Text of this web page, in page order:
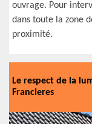
ouvrage. Pour
dans toute la zone
proximité.
Le respect de la
Francieres